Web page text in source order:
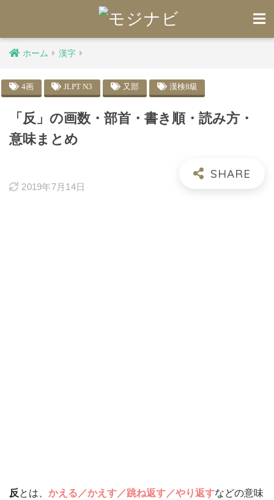
ホーム 漢字
4画 JLPT N3 又部 漢検8級
「反」の画数・部首・書き順・読み方・
意味まとめ
2019年7月14日
反 とは、 かえる／かえす／跳ね返す／やり返すなどの意味